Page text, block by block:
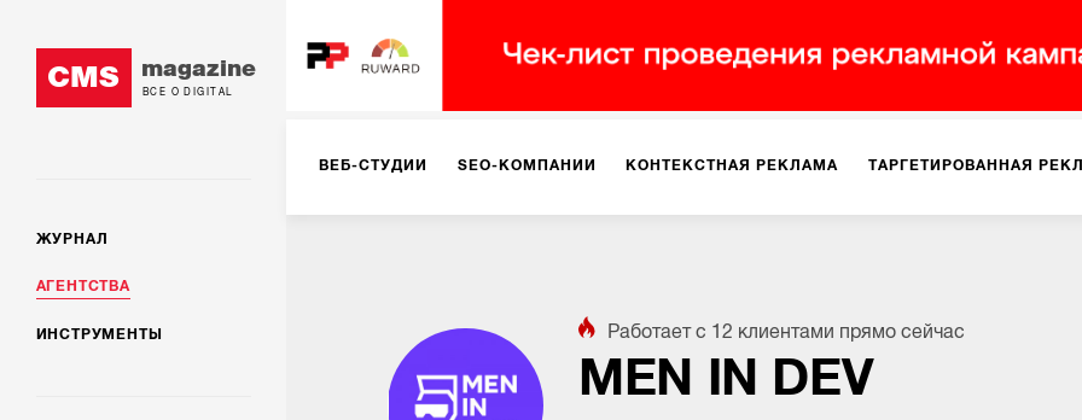
CMS magazine
ВСЕ О DIGITAL
ЖУРНАЛ
АГЕНТСТВА
ИНСТРУМЕНТЫ
ВЕБ-СТУДИИ SEO-КОМПАНИИ КОНТЕКСТНАЯ РЕКЛАМА ТАРГЕТИРОВАННАЯ
РЕКЛАМА НА ИНТЕРНЕТ-ПЛОЩАДКАХ РАБОТА С МАРКЕТПЛЕЙСАМИ
Работает с 12 клиентами прямо сейчас
MEN IN DEV